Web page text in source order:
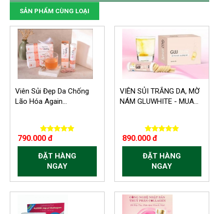
SẢN PHẨM CÙNG LOẠI
Viên Sủi Đẹp Da Chống
Lão Hóa Again...
790.000 đ
ĐẶT HÀNG
NGAY
VIÊN SỦI TRẮNG DA, MỜ
NÁM GLUWHITE - MUA...
890.000 đ
ĐẶT HÀNG
NGAY